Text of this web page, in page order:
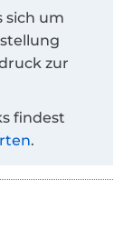
sich um
zur
findest
.